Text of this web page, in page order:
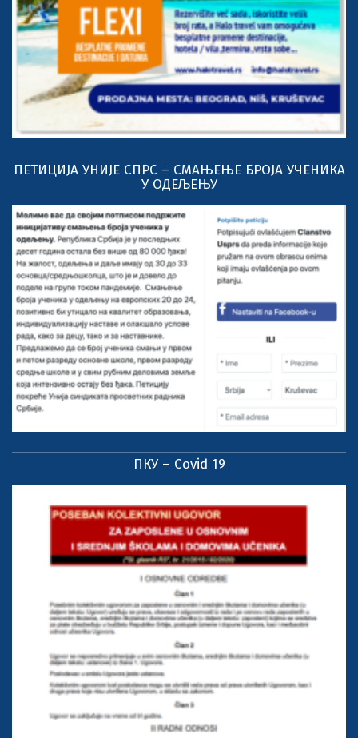
ПЕТИЦИЈА УНИЈЕ СПРС – СМАЊЕЊЕ БРОЈА УЧЕНИКА
У ОДЕЉЕЊУ
ПКУ – Covid 19